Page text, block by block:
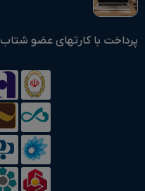
پرداخت با کارتهای عضو شتاب